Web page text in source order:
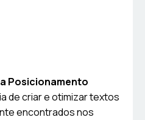
Posicionamento
de criar e otimizar textos
encontrados nos